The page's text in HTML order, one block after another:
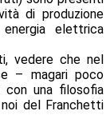
di produzione
elettrica
vedere che nel
– magari poco
una filosofia
del Franchetti